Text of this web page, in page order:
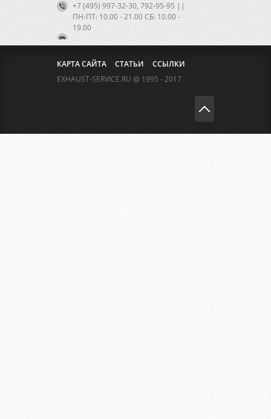
+7 (495) 997-32-30, 792-95-95 ||
ПН-ПТ: 10.00 - 21.00 CБ: 10.00 -
19.00
КАРТА САЙТА СТАТЬИ
ССЫЛКИ
EXHAUST-SERVICE.RU @ 1995 - 2017